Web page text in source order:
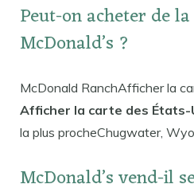
Peut-on acheter de
McDonald’s ?
McDonald RanchAfficher la
Afficher la carte des
la plus procheChugwater,
McDonald’s vend-il